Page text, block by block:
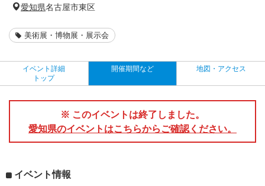
愛知県名古屋市東区
美術展・博物展・展示会
イベント詳細
トップ
開催期間など 地図・アクセス
※ このイベントは終了しました。
愛知県のイベントはこちらからご確認ください。
イベント情報